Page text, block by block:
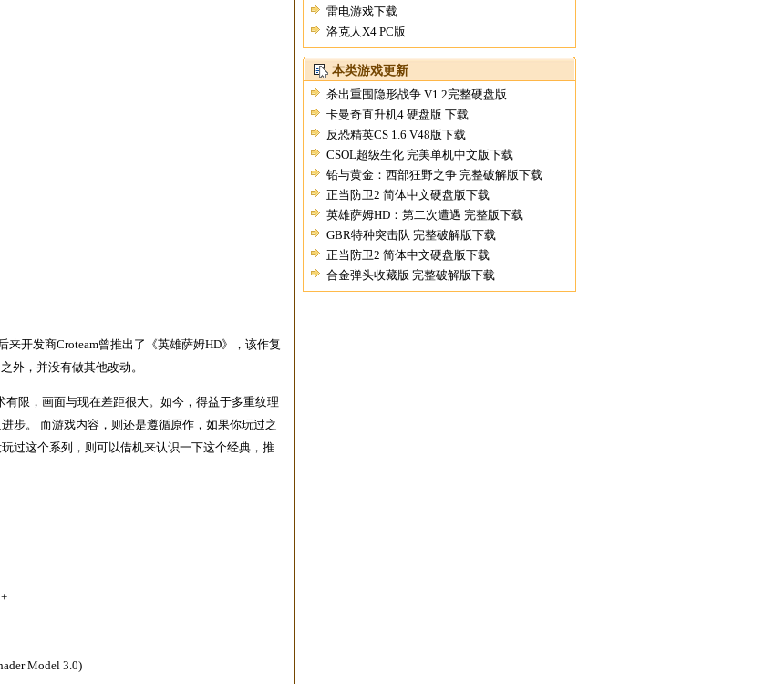
雷电游戏下载
洛克人X4 PC版
本类游戏更新
杀出重围隐形战争 V1.2完整硬盘版
卡曼奇直升机4 硬盘版 下载
反恐精英CS 1.6 V48版下载
CSOL超级生化 完美单机中文版下载
铅与黄金：西部狂野之争 完整破解版下载
正当防卫2 简体中文硬盘版下载
英雄萨姆HD：第二次遭遇 完整版下载
GBR特种突击队 完整破解版下载
正当防卫2 简体中文硬盘版下载
合金弹头收藏版 完整破解版下载
来开发商Croteam曾推出了《英雄萨姆HD》，该作复
外，并没有做其他改动。
限，画面与现在差距很大。如今，得益于多重纹理
步。 而游戏内容，则还是遵循原作，如果你玩过之
过这个系列，则可以借机来认识一下这个经典，推
Model 3.0)